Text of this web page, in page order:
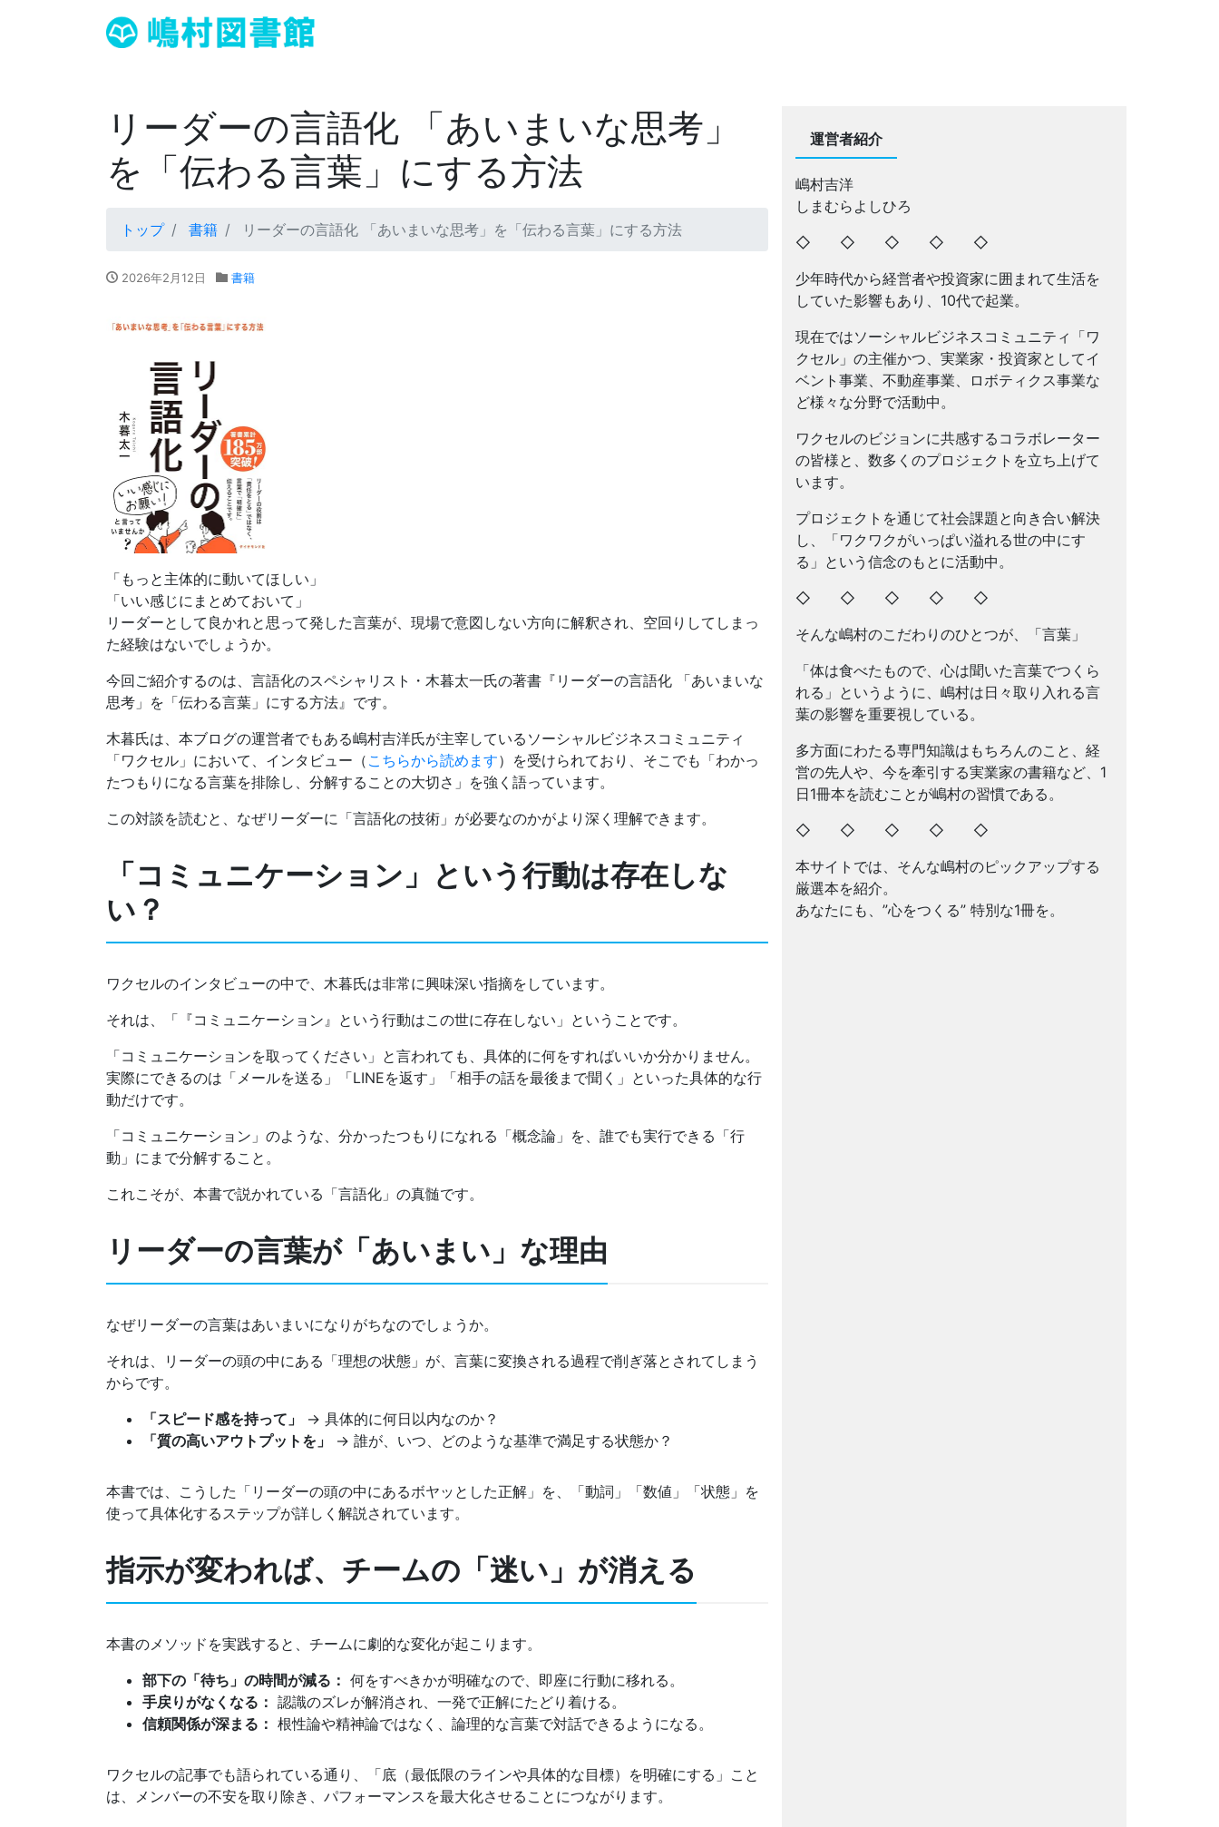
リーダーの言語化 「あいまいな思考」
を「伝わる言葉」にする方法
トップ 書籍 リーダーの言語化 「あいまいな思考」を「伝わる言葉」にする方法
2026年2月12日 書籍
「もっと主体的に動いてほしい」
「いい感じにまとめておいて」
リーダーとして良かれと思って発した言葉が、現場で意図しない方向に解釈され、空回りしてしまっ
た経験はないでしょうか。
今回ご紹介するのは、言語化のスペシャリスト・木暮太一氏の著書『リーダーの言語化 「あいまいな
思考」を「伝わる言葉」にする方法』です。
木暮氏は、本ブログの運営者でもある嶋村吉洋氏が主宰しているソーシャルビジネスコミュニティ
「ワクセル」において、インタビュー（ こちらから読めます）を受けられており、そこでも「わかっ
たつもりになる言葉を排除し、分解することの大切さ」を強く語っています。
この対談を読むと、なぜリーダーに「言語化の技術」が必要なのかがより深く理解できます。
「コミュニケーション」という行動は存在しな
い？
ワクセルのインタビューの中で、木暮氏は非常に興味深い指摘をしています。
それは、「『コミュニケーション』という行動はこの世に存在しない」ということです。
「コミュニケーションを取ってください」と言われても、具体的に何をすればいいか分かりません。
実際にできるのは「メールを送る」「LINEを返す」「相手の話を最後まで聞く」といった具体的な行
動だけです。
「コミュニケーション」のような、分かったつもりになれる「概念論」を、誰でも実行できる「行
動」にまで分解すること。
これこそが、本書で説かれている「言語化」の真髄です。
リーダーの言葉が「あいまい」な理由
なぜリーダーの言葉はあいまいになりがちなのでしょうか。
それは、リーダーの頭の中にある「理想の状態」が、言葉に変換される過程で削ぎ落とされてしまう
からです。
「スピード感を持って」
→ 具体的に何日以内なのか？
「質の高いアウトプットを」
→ 誰が、いつ、どのような基準で満足する状態か？
本書では、こうした「リーダーの頭の中にあるボヤッとした正解」を、「動詞」「数値」「状態」を
使って具体化するステップが詳しく解説されています。
指示が変われば、チームの「迷い」が消える
本書のメソッドを実践すると、チームに劇的な変化が起こります。
部下の「待ち」の時間が減る： 何をすべきかが明確なので、即座に行動に移れる。
手戻りがなくなる： 認識のズレが解消され、一発で正解にたどり着ける。
信頼関係が深まる： 根性論や精神論ではなく、論理的な言葉で対話できるようになる。
ワクセルの記事でも語られている通り、「底（最低限のラインや具体的な目標）を明確にする」こと
は、メンバーの不安を取り除き、パフォーマンスを最大化させることにつながります。
運営者紹介
嶋村吉洋
しまむらよしひろ
◇ ◇ ◇ ◇ ◇
少年時代から経営者や投資家に囲まれて生活を
していた影響もあり、10代で起業。
現在ではソーシャルビジネスコミュニティ「ワ
クセル」の主催かつ、実業家・投資家としてイ
ベント事業、不動産事業、ロボティクス事業な
ど様々な分野で活動中。
ワクセルのビジョンに共感するコラボレーター
の皆様と、数多くのプロジェクトを立ち上げて
います。
プロジェクトを通じて社会課題と向き合い解決
し、「ワクワクがいっぱい溢れる世の中にす
る」という信念のもとに活動中。
◇ ◇ ◇ ◇ ◇
そんな嶋村のこだわりのひとつが、「言葉」
「体は食べたもので、心は聞いた言葉でつくら
れる」というように、嶋村は日々取り入れる言
葉の影響を重要視している。
多方面にわたる専門知識はもちろんのこと、経
営の先人や、今を牽引する実業家の書籍など、1
日1冊本を読むことが嶋村の習慣である。
◇ ◇ ◇ ◇ ◇
本サイトでは、そんな嶋村のピックアップする
厳選本を紹介。
あなたにも、”心をつくる” 特別な1冊を。